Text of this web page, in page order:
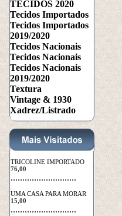
TECIDOS 2020
Tecidos Importados
Tecidos Importados
2019/2020
Tecidos Nacionais
Tecidos Nacionais
Tecidos Nacionais
2019/2020
Textura
Vintage & 1930
Xadrez/Listrado
TRICOLINE IMPORTADO
76,00
............................
UMA CASA PARA MORAR
15,00
............................